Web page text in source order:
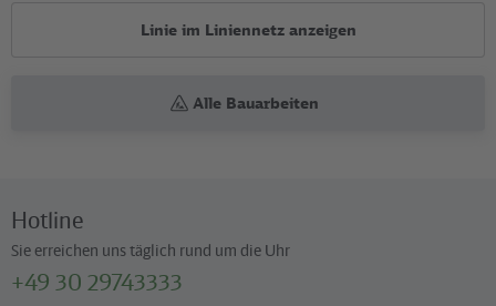
Linie im Liniennetz anzeigen
Alle Bauarbeiten
Hotline
Sie erreichen uns täglich rund um die Uhr
+49 30 29743333